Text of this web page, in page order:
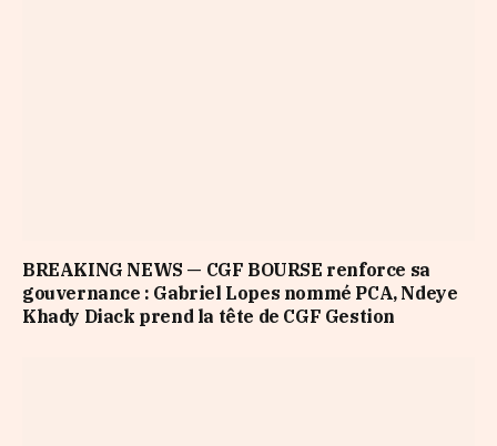
BREAKING NEWS — CGF BOURSE renforce sa
gouvernance : Gabriel Lopes nommé PCA, Ndeye
Khady Diack prend la tête de CGF Gestion